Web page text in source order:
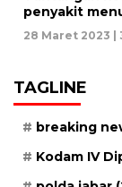
penyakit
28 Maret 2023 |
TAGLINE
breaking
Kodam IV